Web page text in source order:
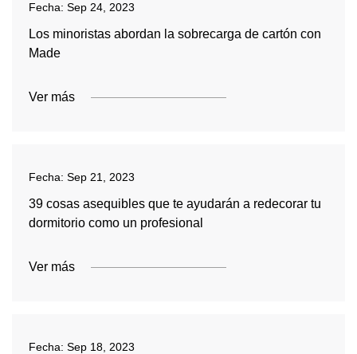
Fecha: Sep 24, 2023
Los minoristas abordan la sobrecarga de cartón con
Made
Ver más
Fecha: Sep 21, 2023
39 cosas asequibles que te ayudarán a redecorar tu
dormitorio como un profesional
Ver más
Fecha: Sep 18, 2023